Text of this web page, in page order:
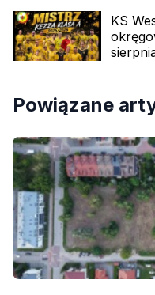
KS
Powiązane